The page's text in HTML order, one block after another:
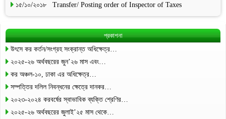
১৫/১০/২০১৮ Transfer/ Posting order of Inspector of Taxes
প্রকাশনা
উৎসে কর কর্তন/সংগ্রহ সংক্রান্ত অধিক্ষেত্র…
২০২৫-২৬ অর্থবছরের জুন’২৬ মাস এবং…
কর অঞ্চল-১০, ঢাকা এর অধিক্ষেত্র…
সম্পত্তির দলিল নিবন্ধনের ক্ষেত্রে দানকর…
২০২৩-২০২৪ করবর্ষের স্বাভাবিক ব্যক্তি শ্রেণির…
২০২৫-২৬ অর্থবছরের জুলাই’২৫ মাস থেকে…